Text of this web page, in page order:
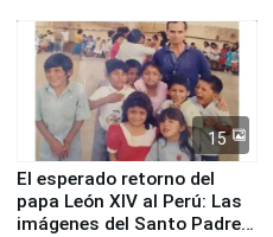
de Chile
15
El esperado retorno del
papa León XIV al Perú: Las
imágenes del Santo Padre